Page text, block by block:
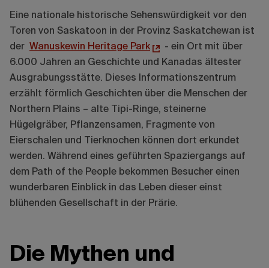
Eine nationale historische Sehenswürdigkeit vor den
Toren von Saskatoon in der Provinz Saskatchewan ist
der Wanuskewin Heritage Park
- ein Ort mit über
6.000 Jahren an Geschichte und Kanadas ältester
Ausgrabungsstätte. Dieses Informationszentrum
erzählt förmlich Geschichten über die Menschen der
Northern Plains – alte Tipi-Ringe, steinerne
Hügelgräber, Pflanzensamen, Fragmente von
Eierschalen und Tierknochen können dort erkundet
werden. Während eines geführten Spaziergangs auf
dem Path of the People bekommen Besucher einen
wunderbaren Einblick in das Leben dieser einst
blühenden Gesellschaft in der Prärie.
Die Mythen und